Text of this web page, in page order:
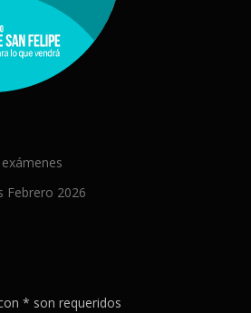
Febrero 2026
* son requeridos